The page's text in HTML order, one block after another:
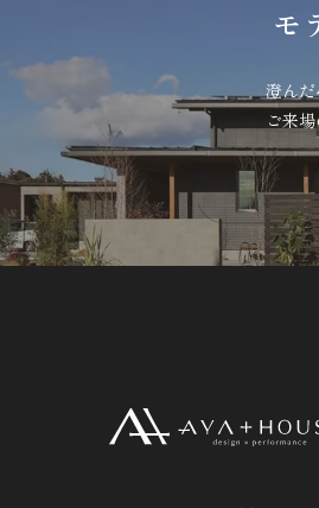
モ
澄ん
ご来